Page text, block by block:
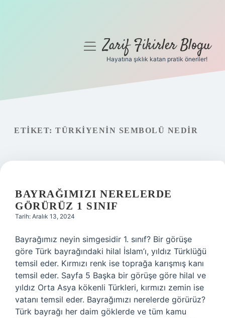
Gizlilik Politikası
menüyüZarif Fikirler Blogu
Hayatına şıklık katan pratik öneriler!
ETIKET: TÜRKIYENIN SEMBOLÜ NEDIR
BAYRAĞIMIZI NERELERDE
GÖRÜRÜZ 1 SINIF
Tarih: Aralık 13, 2024
Bayrağımız neyin simgesidir 1. sınıf? Bir görüşe
göre Türk bayrağındaki hilal İslam’ı, yıldız Türklüğü
temsil eder. Kırmızı renk ise toprağa karışmış kanı
temsil eder. Sayfa 5 Başka bir görüşe göre hilal ve
yıldız Orta Asya kökenli Türkleri, kırmızı zemin ise
vatanı temsil eder. Bayrağımızı nerelerde görürüz?
Türk bayrağı her daim göklerde ve tüm kamu